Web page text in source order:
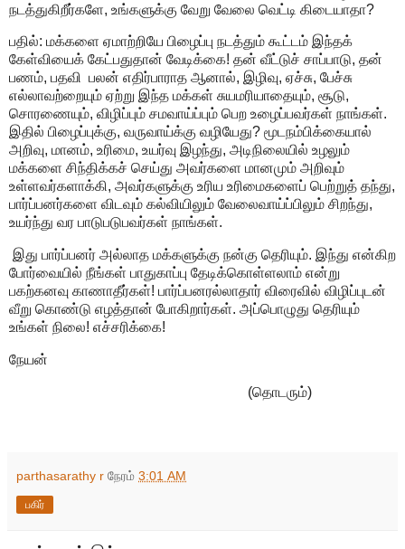
நடத்துகிறீர்களே, உங்களுக்கு வேறு வேலை வெட்டி கிடையாதா?
பதில்: மக்களை ஏமாற்றியே பிழைப்பு நடத்தும் கூட்டம் இந்தக்
கேள்வியைக் கேட்பதுதான் வேடிக்கை! தன் வீட்டுச் சாப்பாடு, தன்
பணம், பதவி பலன் எதிர்பாராத ஆனால், இழிவு, ஏச்சு, பேச்சு
எல்லாவற்றையும் ஏற்று இந்த மக்கள் சுயமரியாதையும், சூடு,
சொரணையும், விழிப்பும் சமவாய்ப்பும் பெற உழைப்பவர்கள் நாங்கள்.
இதில் பிழைப்புக்கு, வருவாய்க்கு வழியேது? மூடநம்பிக்கையால்
அறிவு, மானம், உரிமை, உயர்வு இழந்து, அடிநிலையில் உழலும்
மக்களை சிந்திக்கச் செய்து அவர்களை மானமும் அறிவும்
உள்ளவர்களாக்கி, அவர்களுக்கு உரிய உரிமைகளைப் பெற்றுத் தந்து,
பார்ப்பனர்களை விடவும் கல்வியிலும் வேலைவாய்ப்பிலும் சிறந்து,
உயர்ந்து வர பாடுபடுபவர்கள் நாங்கள்.
இது பார்ப்பனர் அல்லாத மக்களுக்கு நன்கு தெரியும். இந்து என்கிற
போர்வையில் நீங்கள் பாதுகாப்பு தேடிக்கொள்ளலாம் என்று
பகற்கனவு காணாதீர்கள்! பார்ப்பனரல்லாதார் விரைவில் விழிப்புடன்
வீறு கொண்டு எழத்தான் போகிறார்கள். அப்பொழுது தெரியும்
உங்கள் நிலை! எச்சரிக்கை!
நேயன்
(தொடரும்)
parthasarathy r நேரம் 3:01 AM
பகிர்